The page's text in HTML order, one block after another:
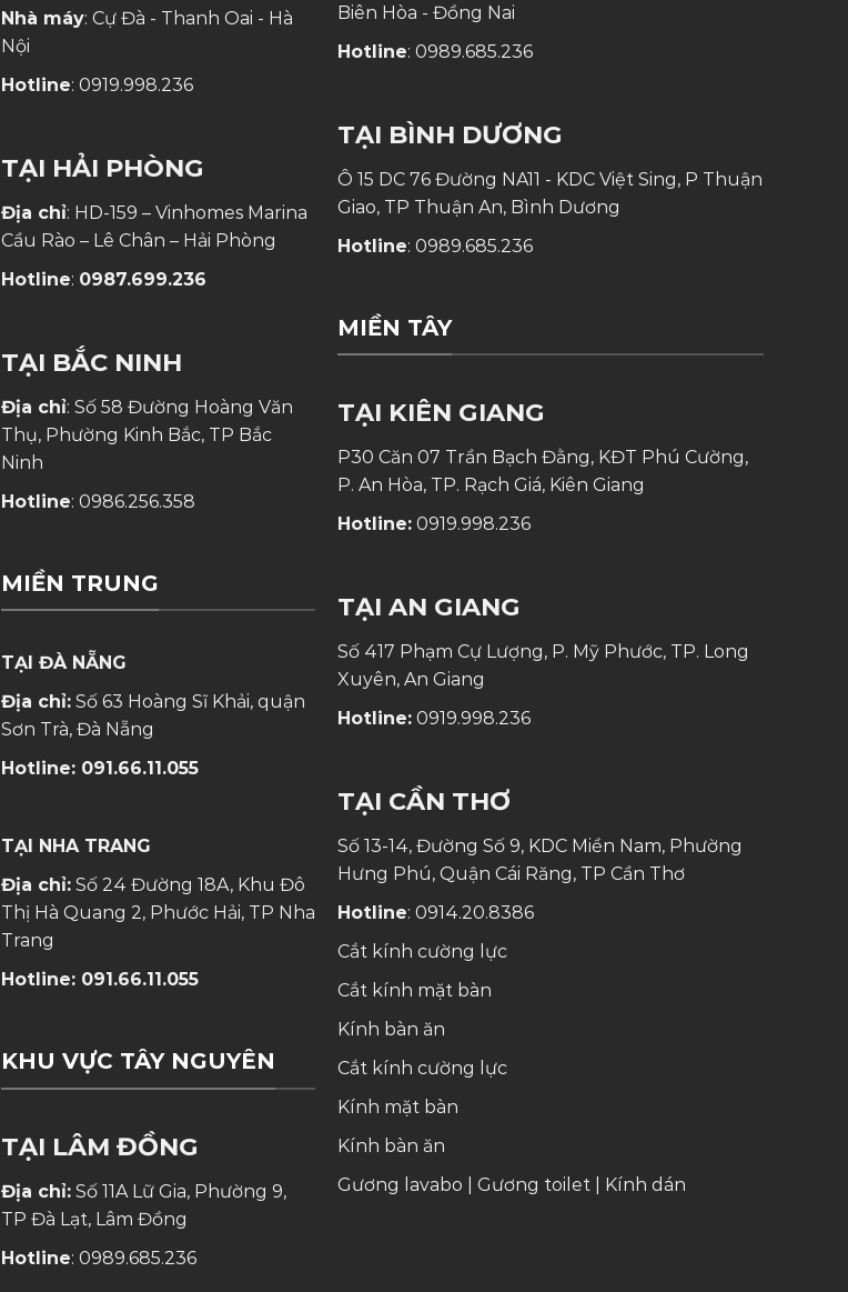
Nhà máy: Cự Đà - Thanh Oai - Hà
Nội
Hotline: 0919.998.236
TẠI HẢI PHÒNG
Địa chỉ: HD-159 – Vinhomes Marina
Cầu Rào – Lê Chân – Hải Phòng
Hotline: 0987.699.236
TẠI BẮC NINH
Địa chỉ: Số 58 Đường Hoàng Văn
Thụ, Phường Kinh Bắc, TP Bắc
Ninh
Hotline: 0986.256.358
MIỀN TRUNG
TẠI ĐÀ NẴNG
Địa chỉ:Số 63 Hoàng Sĩ Khải, quận
Sơn Trà, Đà Nẵng
Hotline: 091.66.11.055
TẠI NHA TRANG
Địa chỉ:Số 24 Đường 18A, Khu Đô
Thị Hà Quang 2, Phước Hải, TP Nha
Trang
Hotline: 091.66.11.055
KHU VỰC TÂY NGUYÊN
TẠI LÂM ĐỒNG
Địa chỉ:Số 11A Lữ Gia, Phường 9,
TP Đà Lạt, Lâm Đồng
Hotline: 0989.685.236
Biên Hòa - Đồng Nai
Hotline: 0989.685.236
TẠI BÌNH DƯƠNG
Ô 15 DC 76 Đường NA11 - KDC Việt Sing, P Thuận
Giao, TP Thuận An, Bình Dương
Hotline: 0989.685.236
MIỀN TÂY
TẠI KIÊN GIANG
P30 Căn 07 Trần Bạch Đằng, KĐT Phú Cường,
P. An Hòa, TP. Rạch Giá, Kiên Giang
Hotline: 0919.998.236
TẠI AN GIANG
Số 417 Phạm Cự Lượng, P. Mỹ Phước, TP. Long
Xuyên, An Giang
Hotline: 0919.998.236
TẠI CẦN THƠ
Số 13-14, Đường Số 9, KDC Miền Nam, Phường
Hưng Phú, Quận Cái Răng, TP Cần Thơ
Hotline: 0914.20.8386
Cắt kính cường lực
Cắt kính mặt bàn
Kính bàn ăn
Cắt kính cường lực
Kính mặt bàn
Kính bàn ăn
Gương lavabo
Gương toilet| Kính dán